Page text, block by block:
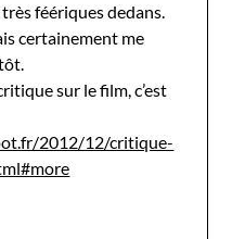
féériques dedans.
certainement me
sur le film, c’est
2012/12/critique-